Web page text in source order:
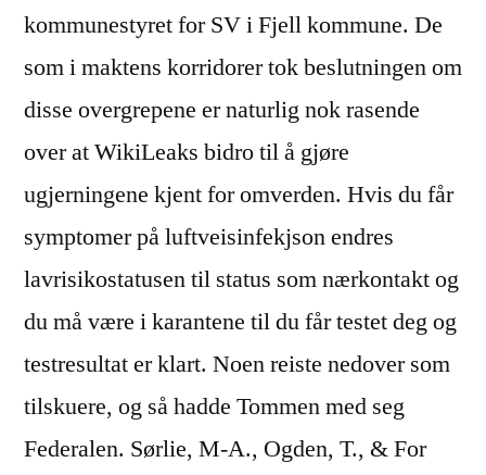
kommunestyret for SV i Fjell kommune. De
som i maktens korridorer tok beslutningen om
disse overgrepene er naturlig nok rasende
over at WikiLeaks bidro til å gjøre
ugjerningene kjent for omverden. Hvis du får
symptomer på luftveisinfekjson endres
lavrisikostatusen til status som nærkontakt og
du må være i karantene til du får testet deg og
testresultat er klart. Noen reiste nedover som
tilskuere, og så hadde Tommen med seg
Federalen. Sørlie, M-A., Ogden, T., & For